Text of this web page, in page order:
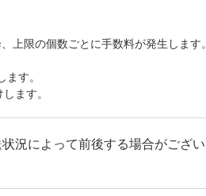
上限の個数ごとに手数料が発生します。
す。
ます。
況によって前後する場合がござ